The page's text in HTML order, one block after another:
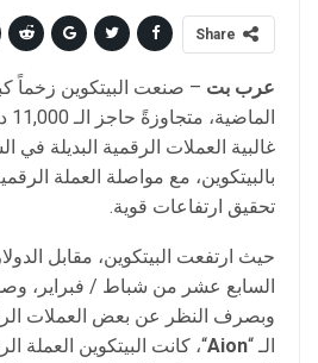
Share
عرب بت
غالبية العملات الرقمية البديلة في
بالبيتكوين، مع مواصلة العملة
تحقيق ارتفاعات قوية.
وبصرف النظر عن بعض العملات
الـ “Aion“، كانت البيتكوين العملة